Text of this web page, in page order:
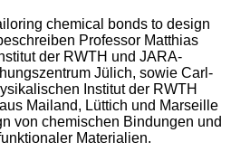
chemical bonds to design
Professor Matthias
der RWTH und JARA-
Jülich, sowie Carl-
Institut der RWTH
Mailand, Lüttich und Marseille
von chemischen Bindungen und
Materialien.